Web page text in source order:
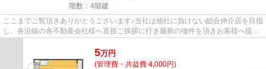
階数：4階建
ここまでご覧頂きありがとうございます♪当社は他社に負けない総合仲介店を目指
し、各沿線の各不動産会社様へ直接ご挨拶に行き最新の物件を頂きお客様へ提供
5万円
(管理費・共益費 4,000円)